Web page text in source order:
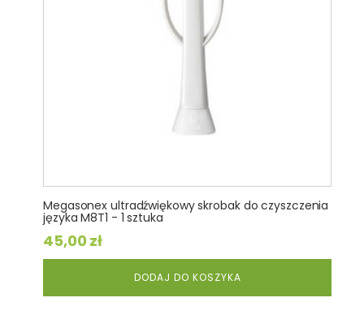
Megasonex ultradźwiękowy skrobak do czyszczenia
języka M8T1 - 1 sztuka
45,00 zł
DODAJ DO KOSZYKA